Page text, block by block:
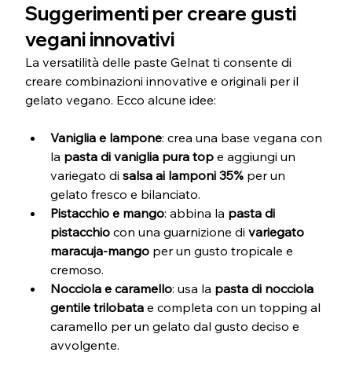
Suggerimenti per creare gusti
vegani innovativi
La versatilità delle paste Gelnat ti consente di
creare combinazioni innovative e originali per il
gelato vegano. Ecco alcune idee:
Vaniglia e lampone: crea una base vegana con
la pasta di vaniglia pura top e aggiungi un
variegato di salsa ai lamponi 35% per un
gelato fresco e bilanciato.
Pistacchio e mango: abbina la pasta di
pistacchio con una guarnizione di variegato
maracuja-mango per un gusto tropicale e
cremoso.
Nocciola e caramello: usa la pasta di nocciola
gentile trilobata e completa con un topping al
caramello per un gelato dal gusto deciso e
avvolgente.